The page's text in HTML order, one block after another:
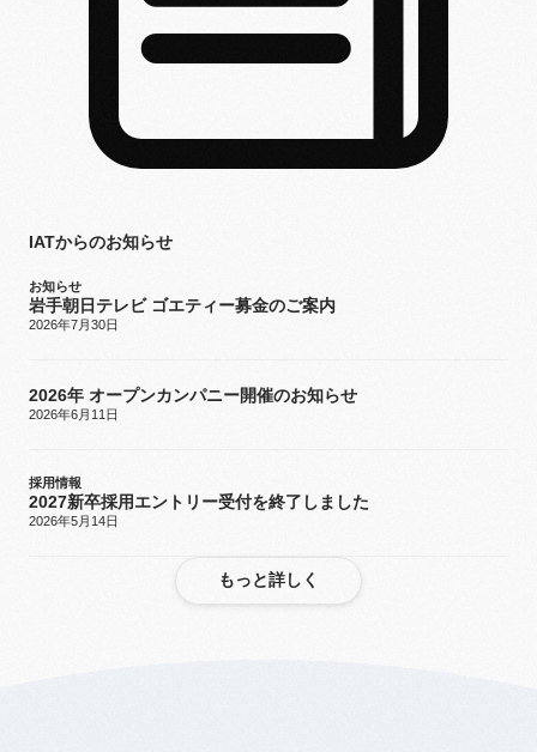
IATからのお知らせ
お知らせ
岩手朝日テレビ ゴエティー募金のご案内
2026年7月30日
2026年 オープンカンパニー開催のお知らせ
2026年6月11日
採用情報
2027新卒採用エントリー受付を終了しました
2026年5月14日
もっと詳しく
もっと詳しく